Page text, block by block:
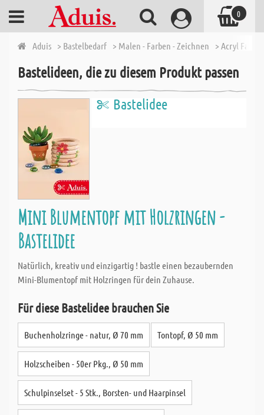
Aduis > Bastelbedarf > Malen - Farben - Zeichnen > Acryl Farben
Bastelideen, die zu diesem Produkt passen
Bastelidee
Mini Blumentopf mit Holzringen -
Bastelidee
Natürlich, kreativ und einzigartig ! bastle einen bezaubernden
Mini-Blumentopf mit Holzringen für dein Zuhause.
Für diese Bastelidee brauchen Sie
Buchenholzringe - natur, Ø 70 mm Tontopf, Ø 50 mm
Holzscheiben - 50er Pkg., Ø 50 mm
Schulpinselset - 5 Stk., Borsten- und Haarpinsel
0